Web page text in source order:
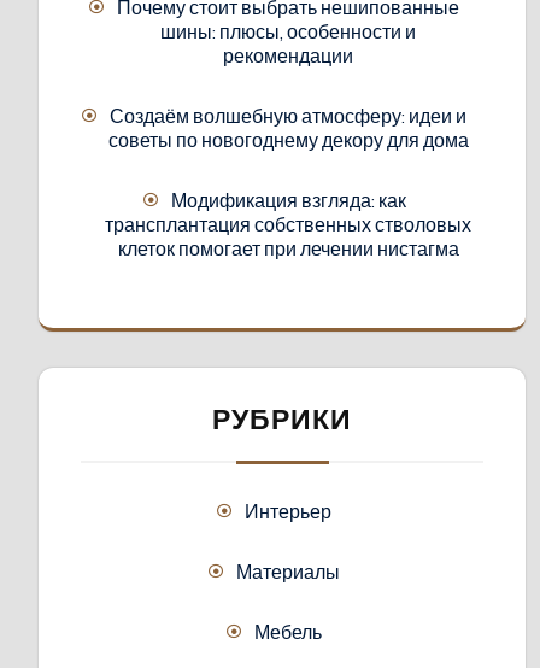
Почему стоит выбрать нешипованные
шины: плюсы, особенности и
рекомендации
Создаём волшебную атмосферу: идеи и
советы по новогоднему декору для дома
Модификация взгляда: как
трансплантация собственных стволовых
клеток помогает при лечении нистагма
РУБРИКИ
Интерьер
Материалы
Мебель